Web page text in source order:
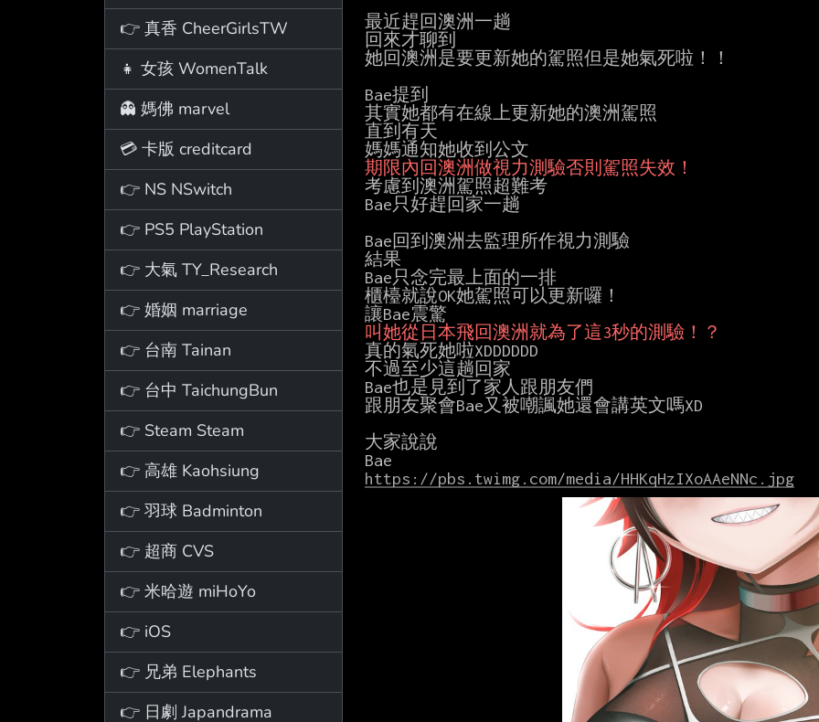
👉 真香 CheerGirlsTW
👧 女孩 WomenTalk
👻 媽佛 marvel
💳 卡版 creditcard
👉 NS NSwitch
👉 PS5 PlayStation
👉 大氣 TY_Research
👉 婚姻 marriage
👉 台南 Tainan
👉 台中 TaichungBun
👉 Steam Steam
👉 高雄 Kaohsiung
👉 羽球 Badminton
👉 超商 CVS
👉 米哈遊 miHoYo
👉 iOS
👉 兄弟 Elephants
👉 日劇 Japandrama
最近趕回澳洲一趟
回來才聊到
她回澳洲是要更新她的駕照但是她氣死啦！！
Bae提到
其實她都有在線上更新她的澳洲駕照
直到有天
期限內回澳洲做視力測驗否則駕照失效！
考慮到澳洲駕照超難考
Bae只好趕回家一趟
Bae回到澳洲去監理所作視力測驗
結果
Bae只念完最上面的一排
櫃檯就說OK她駕照可以更新囉！
叫她從日本飛回澳洲就為了這3秒的測驗！？
真的氣死她啦XDDDDDD
不過至少這趟回家
Bae也是見到了家人跟朋友們
跟朋友聚會Bae又被嘲諷她還會講英文嗎XD
大家說說
https://pbs.twimg.com/media/HHKqHzIXoAAeNNc.jpg